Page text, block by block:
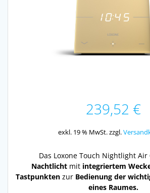
239,52 €
exkl. 19 % MwSt. zzgl.
Das Loxone Touch Nightlight Air
Nachtlicht mit integriertem
Tastpunkten zur Bedienung der
eines Raumes.